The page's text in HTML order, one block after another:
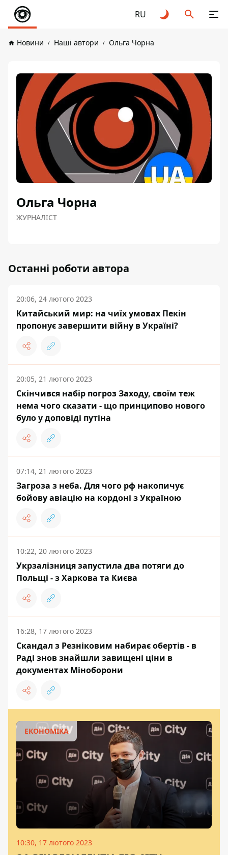
RU
Новини Наші автори Ольга Чорна
Ольга Чорна
ЖУРНАЛІСТ
Останні роботи автора
20:06, 24 лютого 2023
Китайський мир: на чиїх умовах Пекін
пропонує завершити війну в Україні?
20:05, 21 лютого 2023
Скінчився набір погроз Заходу, своїм теж
нема чого сказати - що принципово нового
було у доповіді путіна
07:14, 21 лютого 2023
Загроза з неба. Для чого рф накопичує
бойову авіацію на кордоні з Україною
10:22, 20 лютого 2023
Укрзалізниця запустила два потяги до
Польщі - з Харкова та Києва
16:28, 17 лютого 2023
Скандал з Резніковим набирає обертів - в
Раді знов знайшли завищені ціни в
документах Міноборони
ЕКОНОМІКА
10:30, 17 лютого 2023